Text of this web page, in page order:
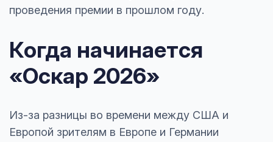
проведения премии в прошлом году.
Когда начинается
«Оскар 2026»
Из-за разницы во времени между США и
Европой зрителям в Европе и Германии